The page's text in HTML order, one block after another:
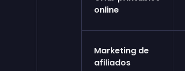
online
Marketing de
afiliados